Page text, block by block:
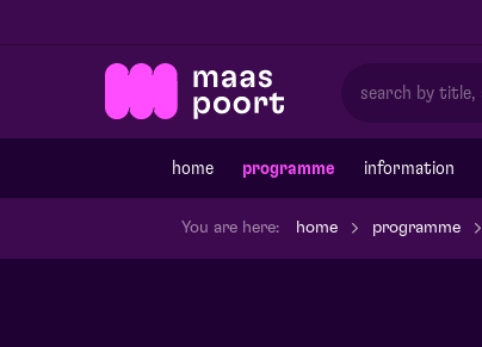
home programme information
You are here: home programme